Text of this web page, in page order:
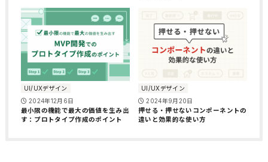
UI/UXデザイン
2024年12月6日
最小限の機能で最大の価値を生み出
す：プロトタイプ作成のポイント
UI/UXデザイン
2024年9月20日
押せる・押せないコンポーネントの
違いと効果的な使い方